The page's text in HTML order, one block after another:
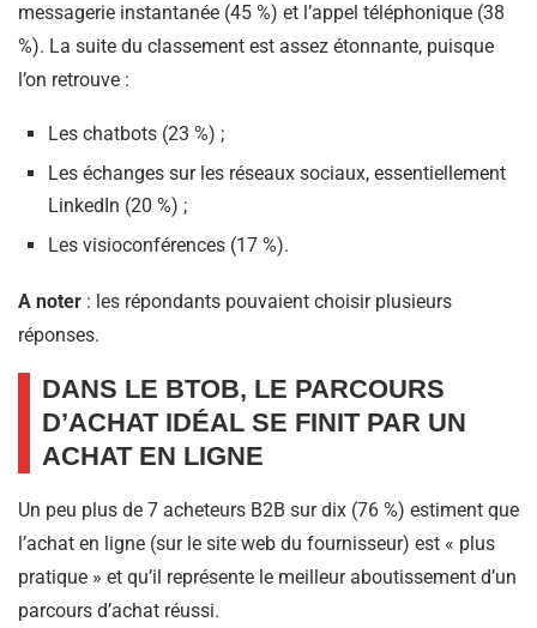
messagerie instantanée (45 %) et l’appel téléphonique (38
%). La suite du classement est assez étonnante, puisque
l’on retrouve :
Les chatbots (23 %) ;
Les échanges sur les réseaux sociaux, essentiellement
LinkedIn (20 %) ;
Les visioconférences (17 %).
A noter : les répondants pouvaient choisir plusieurs
réponses.
DANS LE BTOB, LE PARCOURS
D’ACHAT IDÉAL SE FINIT PAR UN
ACHAT EN LIGNE
Un peu plus de 7 acheteurs B2B sur dix (76 %) estiment que
l’achat en ligne (sur le site web du fournisseur) est « plus
pratique » et qu’il représente le meilleur aboutissement d’un
parcours d’achat réussi.